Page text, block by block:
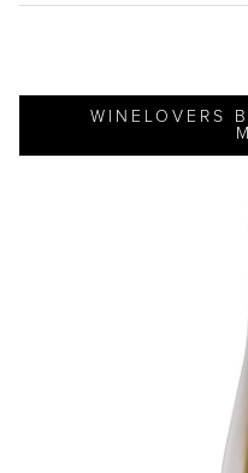
WINELOVERS